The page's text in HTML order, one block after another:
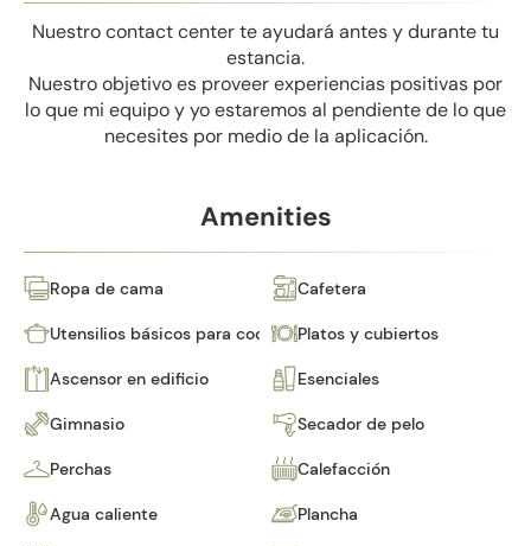
Nuestro contact center te ayudará antes y durante tu
estancia.
Nuestro objetivo es proveer experiencias positivas por
lo que mi equipo y yo estaremos al pendiente de lo que
necesites por medio de la aplicación.
Amenities
Ropa de cama Cafetera
Utensilios básicos para cocinar Platos y cubiertos
Ascensor en edificio Esenciales
Gimnasio Secador de pelo
Perchas Calefacción
Agua caliente Plancha